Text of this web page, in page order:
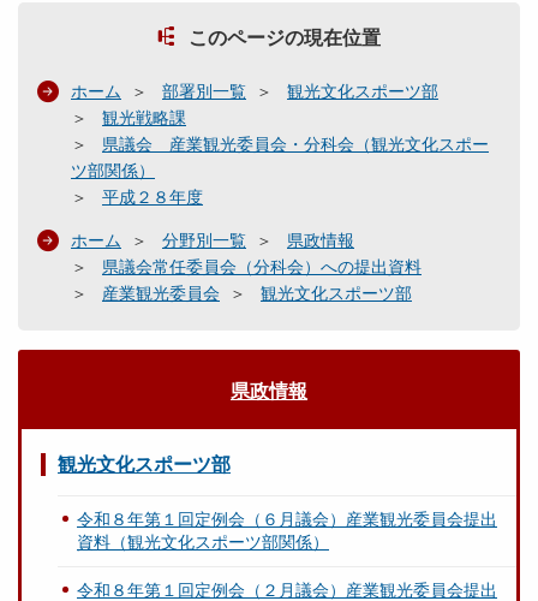
このページの現在位置
ホーム 部署別一覧
観光文化スポーツ部
観光戦略課
県議会 産業観光委員会・分科会（観光文化スポー
ツ部関係）
平成２８年度
ホーム 分野別一覧
県政情報
県議会常任委員会（分科会）への提出資料
産業観光委員会
観光文化スポーツ部
県政情報
観光文化スポーツ部
令和８年第１回定例会（６月議会）産業観光委員会提出
資料（観光文化スポーツ部関係）
令和８年第１回定例会（２月議会）産業観光委員会提出